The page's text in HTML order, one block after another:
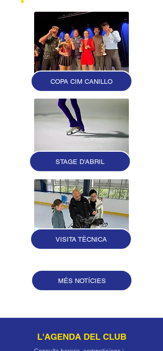
COPA CIM CANILLO
STAGE D'ABRIL
VISITA TÈCNICA
MÉS NOTÍCIES
L'AGENDA DEL CLUB